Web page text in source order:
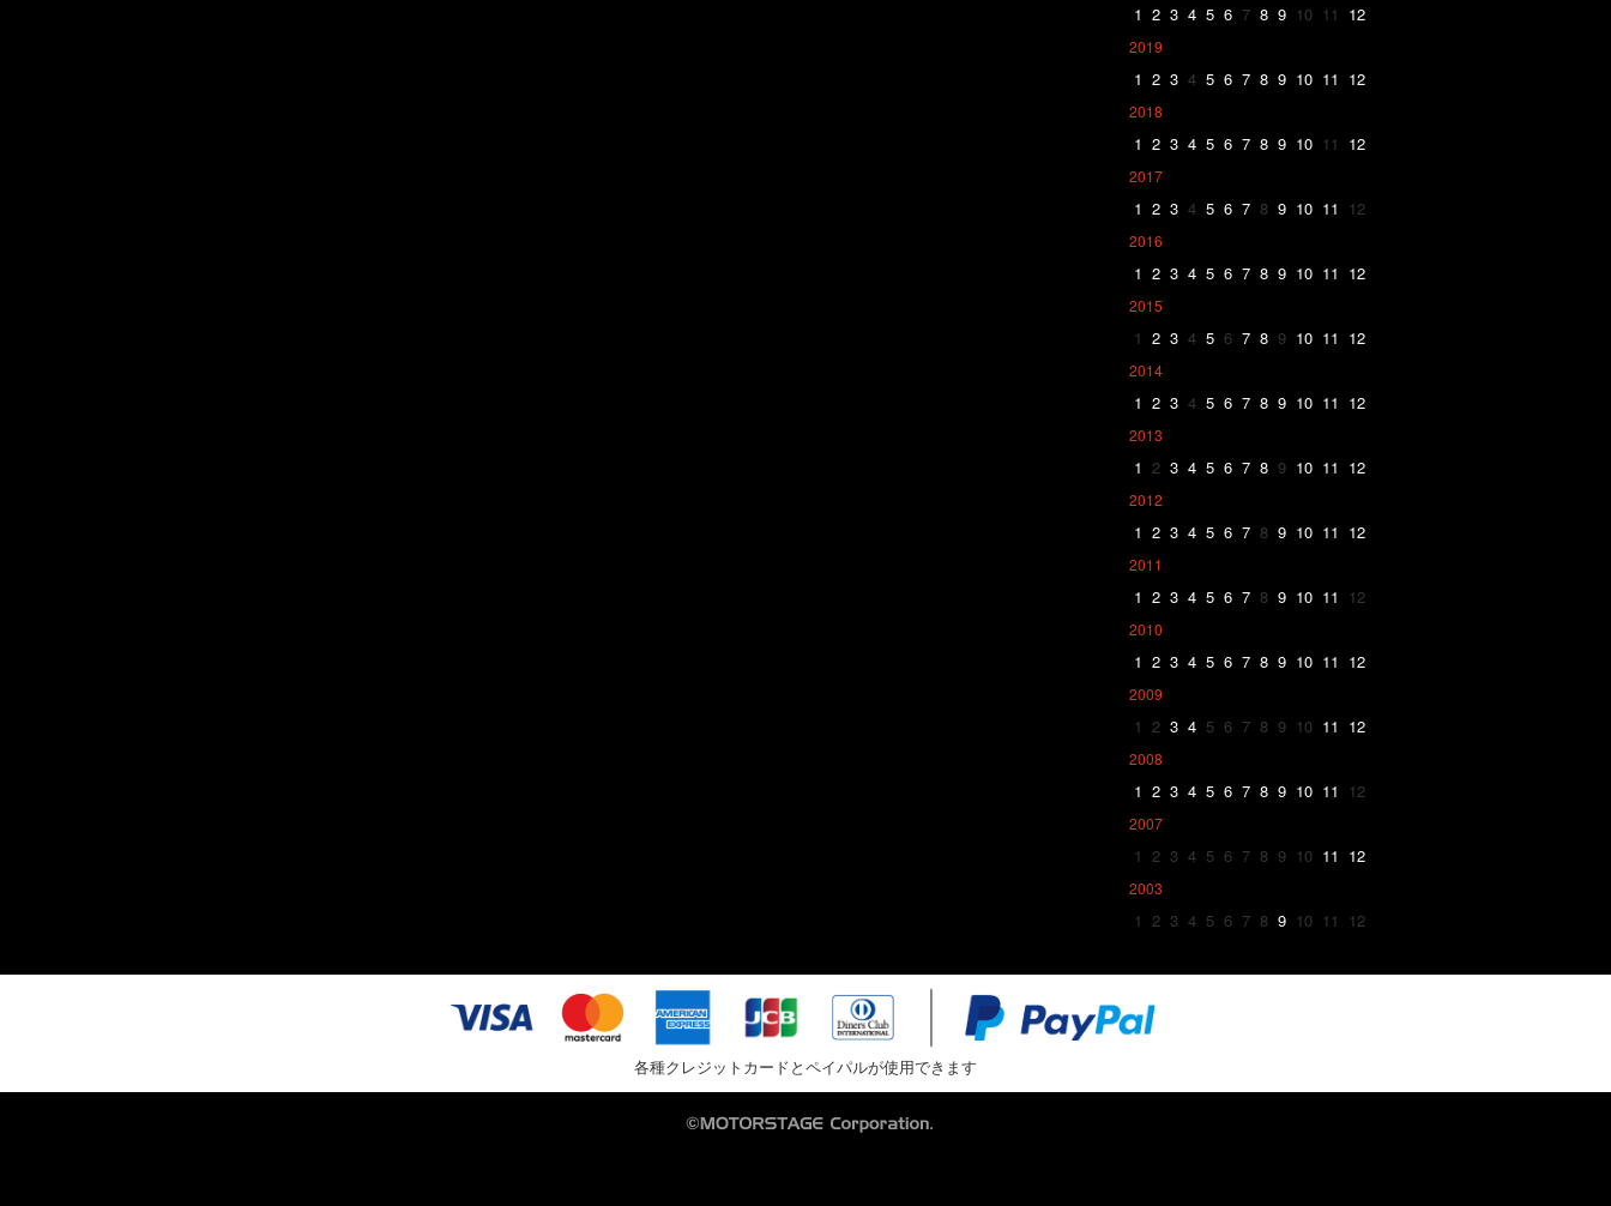
1 2 3 4 5 6 7 8 9 10 11 12
2019
1 2 3 4 5 6 7 8 9 10 11 12
2018
1 2 3 4 5 6 7 8 9 10 11 12
2017
1 2 3 4 5 6 7 8 9 10 11 12
2016
1 2 3 4 5 6 7 8 9 10 11 12
2015
1 2 3 4 5 6 7 8 9 10 11 12
2014
1 2 3 4 5 6 7 8 9 10 11 12
2013
1 2 3 4 5 6 7 8 9 10 11 12
2012
1 2 3 4 5 6 7 8 9 10 11 12
2011
1 2 3 4 5 6 7 8 9 10 11 12
2010
1 2 3 4 5 6 7 8 9 10 11 12
2009
1 2 3 4 5 6 7 8 9 10 11 12
2008
1 2 3 4 5 6 7 8 9 10 11 12
2007
1 2 3 4 5 6 7 8 9 10 11 12
2003
1 2 3 4 5 6 7 8 9 10 11 12
各種クレジットカードとペイパルが使用できます